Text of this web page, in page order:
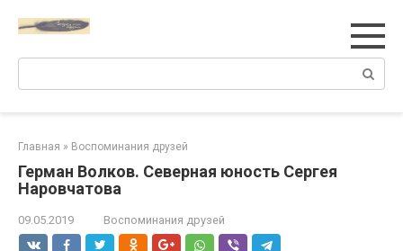
Главная » Воспоминания друзей
Герман Волков. Северная юность Сергея
Наровчатова
09.05.2019 Воспоминания друзей